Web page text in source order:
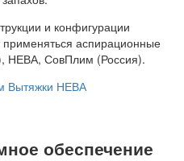
и конфигурации
применяться аспирационные
НЕВА, СовПлим (Россия).
Вытяжки НЕВА
обеспечение